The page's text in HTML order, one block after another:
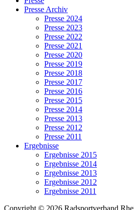
Presse Archiv
Presse 2024
Presse 2023
Presse 2022
Presse 2021
Presse 2020
Presse 2019
Presse 2018
Presse 2017
Presse 2016
Presse 2015
Presse 2014
Presse 2013
Presse 2012
Presse 2011
Ergebnisse
Ergebnisse 2015
Ergebnisse 2014
Ergebnisse 2013
Ergebnisse 2012
Ergebnisse 2011
Copyright © 2026 Radsportverband